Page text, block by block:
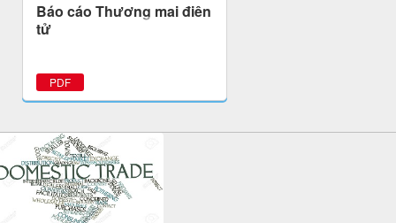
Báo cáo Thương mại điện
tử
PDF